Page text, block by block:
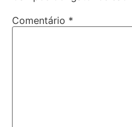
Comentário *